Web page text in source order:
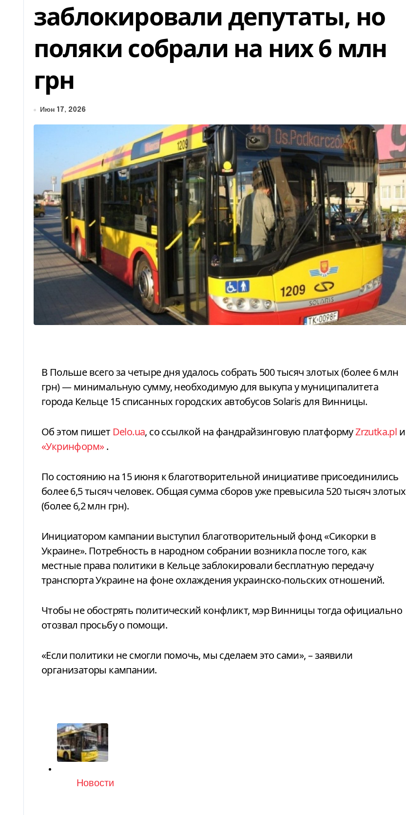
заблокировали депутаты, но
поляки собрали на них 6 млн
грн
Июн 17, 2026
В Польше всего за четыре дня удалось собрать 500 тысяч злотых (более 6 млн
грн) — минимальную сумму, необходимую для выкупа у муниципалитета
города Кельце 15 списанных городских автобусов Solaris для Винницы.
Об этом пишет Delo.ua, со ссылкой на фандрайзинговую платформуZrzutka.pl и
«Укринформ».
По состоянию на 15 июня к благотворительной инициативе присоединились
более 6,5 тысяч человек. Общая сумма сборов уже превысила 520 тысяч злотых
(более 6,2 млн грн).
Инициатором кампании выступил благотворительный фонд «Сикорки в
Украине». Потребность в народном собрании возникла после того, как
местные права политики в Кельце заблокировали бесплатную передачу
транспорта Украине на фоне охлаждения украинско-польских отношений.
Чтобы не обострять политический конфликт, мэр Винницы тогда официально
отозвал просьбу о помощи.
«Если политики не смогли помочь, мы сделаем это сами», – заявили
организаторы кампании.
Категория
Новости